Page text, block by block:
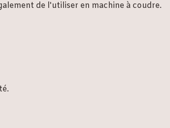
de l'utiliser en machine à coudre.